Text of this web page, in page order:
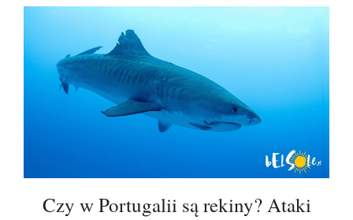
Czy w Portugalii są rekiny? Ataki